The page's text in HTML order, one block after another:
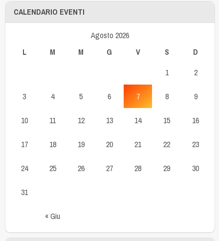
CALENDARIO EVENTI
Agosto 2026
L
M M G V S D
« Giu
1 2
3 4 5 6 7 8 9
10 11 12 13 14 15 16
17 18 19 20 21 22 23
24 25 26 27 28 29 30
31